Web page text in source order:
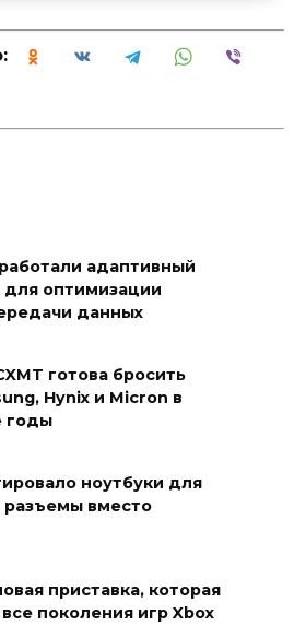
адаптивный
для оптимизации
данных
готова бросить
Hynix и Micron в
годы
ноутбуки для
вместо
приставка, которая
поколения игр Xbox